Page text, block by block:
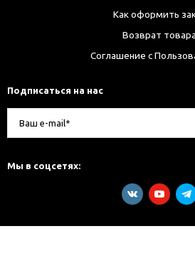
Как оформить
Возврат товара
Соглашение с
Подписаться на нас
Мы в соцсетях: